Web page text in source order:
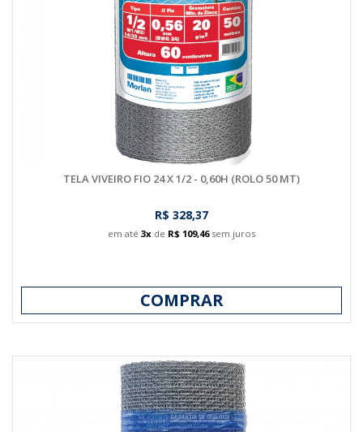
TELA VIVEIRO FIO 24 X 1/2 - 0,60H (ROLO 50 MT)
R$ 328,37
em até 3x de R$ 109,46sem juros
COMPRAR